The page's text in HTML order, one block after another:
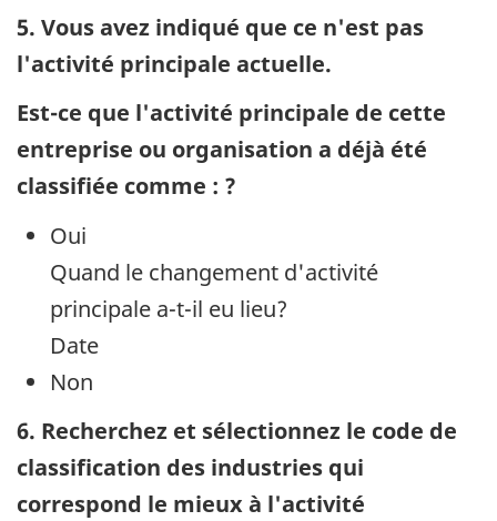
5. Vous avez indiqué que ce n'est pas
l'activité principale actuelle.
Est-ce que l'activité principale de cette
entreprise ou organisation a déjà été
classifiée comme : ?
Oui
Quand le changement d'activité
principale a-t-il eu lieu?
Date
Non
6. Recherchez et sélectionnez le code de
classification des industries qui
correspond le mieux à l'activité